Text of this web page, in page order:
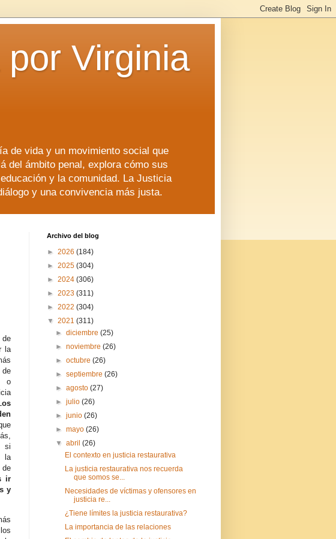
Virginia
de vida y un movimiento social que
del ámbito penal, explora cómo sus
y la comunidad. La Justicia
y una convivencia más justa.
de
la
o
os
si
la
ir
y
Archivo del blog
► 2026 (184)
► 2025 (304)
► 2024 (306)
► 2023 (311)
► 2022 (304)
▼ 2021 (311)
►diciembre(25)
►noviembre(26)
►octubre(26)
►septiembre(26)
►agosto(27)
►julio(26)
►junio(26)
►mayo(26)
▼abril(26)
El contexto en justicia restaurativa
La justicia restaurativa nos recuerda
que somos se...
Necesidades de víctimas y ofensores en
justicia re...
¿Tiene límites la justicia restaurativa?
La importancia de las relaciones